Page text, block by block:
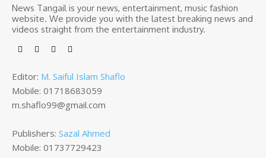
News Tangail is your news, entertainment, music fashion
website. We provide you with the latest breaking news and
videos straight from the entertainment industry.
Editor: M. Saiful Islam Shaflo
Mobile: 01718683059
m.shaflo99@gmail.com
Publishers: Sazal Ahmed
Mobile: 01737729423